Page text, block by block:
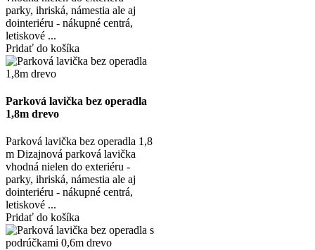
parky, ihriská, námestia ale aj
dointeriéru - nákupné centrá,
letiskové ...
Pridať do košíka
Parková lavička bez operadla
1,8m drevo
Parková lavička bez operadla 1,8
m Dizajnová parková lavička
vhodná nielen do exteriéru -
parky, ihriská, námestia ale aj
dointeriéru - nákupné centrá,
letiskové ...
Pridať do košíka